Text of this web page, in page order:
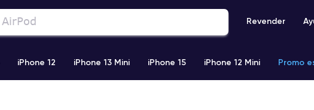
Revender
iPhone 12 iPhone 13 Mini iPhone 15 iPhone 12 Mini Promo